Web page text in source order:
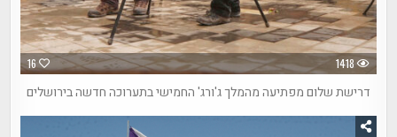
16 1418
דרישת שלום מפתיעה מהמלך ג'ורג' החמישי בתערוכה חדשה בירושלים